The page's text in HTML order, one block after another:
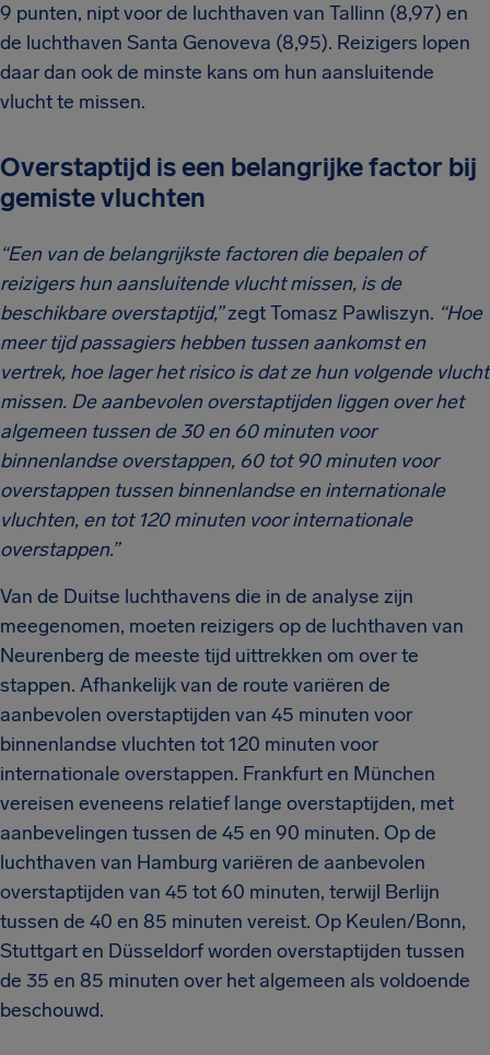
9 punten, nipt voor de luchthaven van Tallinn (8,97) en
de luchthaven Santa Genoveva (8,95). Reizigers lopen
daar dan ook de minste kans om hun aansluitende
vlucht te missen.
Overstaptijd is een belangrijke factor bij
gemiste vluchten
“Een van de belangrijkste factoren die bepalen of
reizigers hun aansluitende vlucht missen, is de
beschikbare overstaptijd,”zegt Tomasz Pawliszyn. “Hoe
meer tijd passagiers hebben tussen aankomst en
vertrek, hoe lager het risico is dat ze hun volgende vlucht
missen. De aanbevolen overstaptijden liggen over het
algemeen tussen de 30 en 60 minuten voor
binnenlandse overstappen, 60 tot 90 minuten voor
overstappen tussen binnenlandse en internationale
vluchten, en tot 120 minuten voor internationale
overstappen.”
Van de Duitse luchthavens die in de analyse zijn
meegenomen, moeten reizigers op de luchthaven van
Neurenberg de meeste tijd uittrekken om over te
stappen. Afhankelijk van de route variëren de
aanbevolen overstaptijden van 45 minuten voor
binnenlandse vluchten tot 120 minuten voor
internationale overstappen. Frankfurt en München
vereisen eveneens relatief lange overstaptijden, met
aanbevelingen tussen de 45 en 90 minuten. Op de
luchthaven van Hamburg variëren de aanbevolen
overstaptijden van 45 tot 60 minuten, terwijl Berlijn
tussen de 40 en 85 minuten vereist. Op Keulen/Bonn,
Stuttgart en Düsseldorf worden overstaptijden tussen
de 35 en 85 minuten over het algemeen als voldoende
beschouwd.